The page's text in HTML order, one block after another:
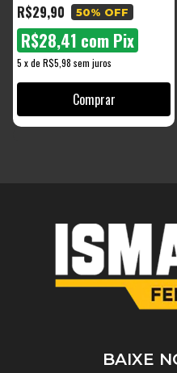
R$29,90 50% OFF
5 xde R$5,98 sem juros
R$28,41 com Pix
BAIXE